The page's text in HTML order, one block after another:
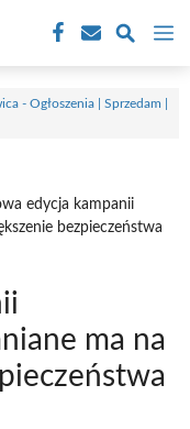
- Ogłoszenia | Sprzedam |
edycja kampanii
bezpieczeństwa
ma na